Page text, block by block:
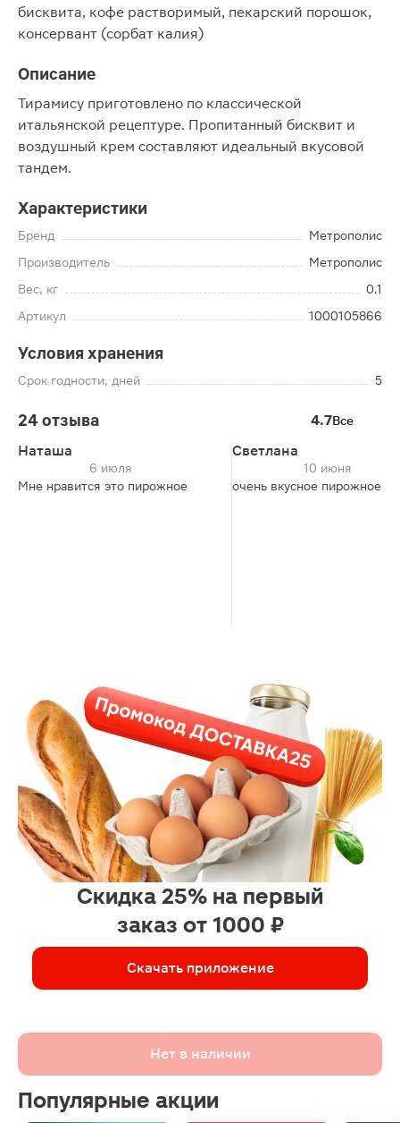
бисквита, кофе растворимый, пекарский порошок,
консервант (сорбат калия)
Описание
Тирамису приготовлено по классической
итальянской рецептуре. Пропитанный бисквит и
воздушный крем составляют идеальный вкусовой
тандем.
Характеристики
Бренд
Метрополис
Производитель
Метрополис
Вес, кг
0.1
Артикул
1000105866
Условия хранения
Срок годности, дней 5
24 отзыва 4.7Все
Наташа
6 июля
Мне нравится это пирожное
Светлана
10 июня
очень вкусное пирожное
Скидка 25% на первый
заказ от 1000 ₽
Скачать приложение
Нет в наличии
Популярные акции